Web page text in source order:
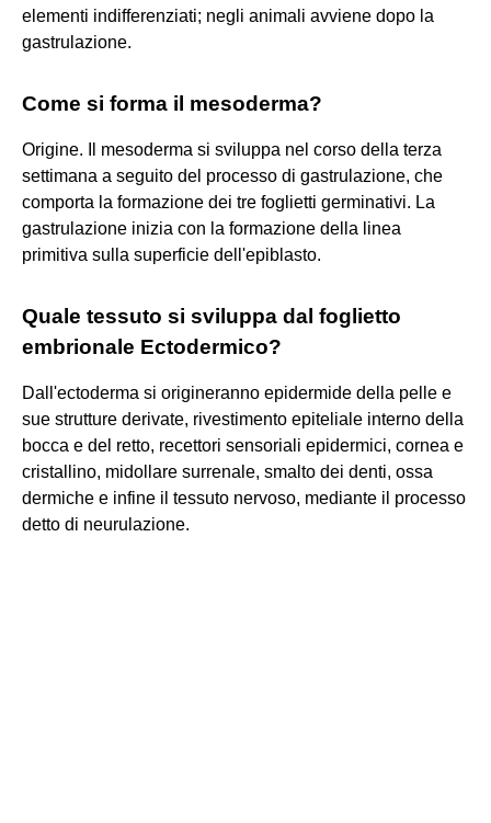
elementi indifferenziati; negli animali avviene dopo la
gastrulazione.
Come si forma il mesoderma?
Origine. Il mesoderma si sviluppa nel corso della terza
settimana a seguito del processo di gastrulazione, che
comporta la formazione dei tre foglietti germinativi. La
gastrulazione inizia con la formazione della linea
primitiva sulla superficie dell'epiblasto.
Quale tessuto si sviluppa dal foglietto
embrionale Ectodermico?
Dall'ectoderma si origineranno epidermide della pelle e
sue strutture derivate, rivestimento epiteliale interno della
bocca e del retto, recettori sensoriali epidermici, cornea e
cristallino, midollare surrenale, smalto dei denti, ossa
dermiche e infine il tessuto nervoso, mediante il processo
detto di neurulazione.